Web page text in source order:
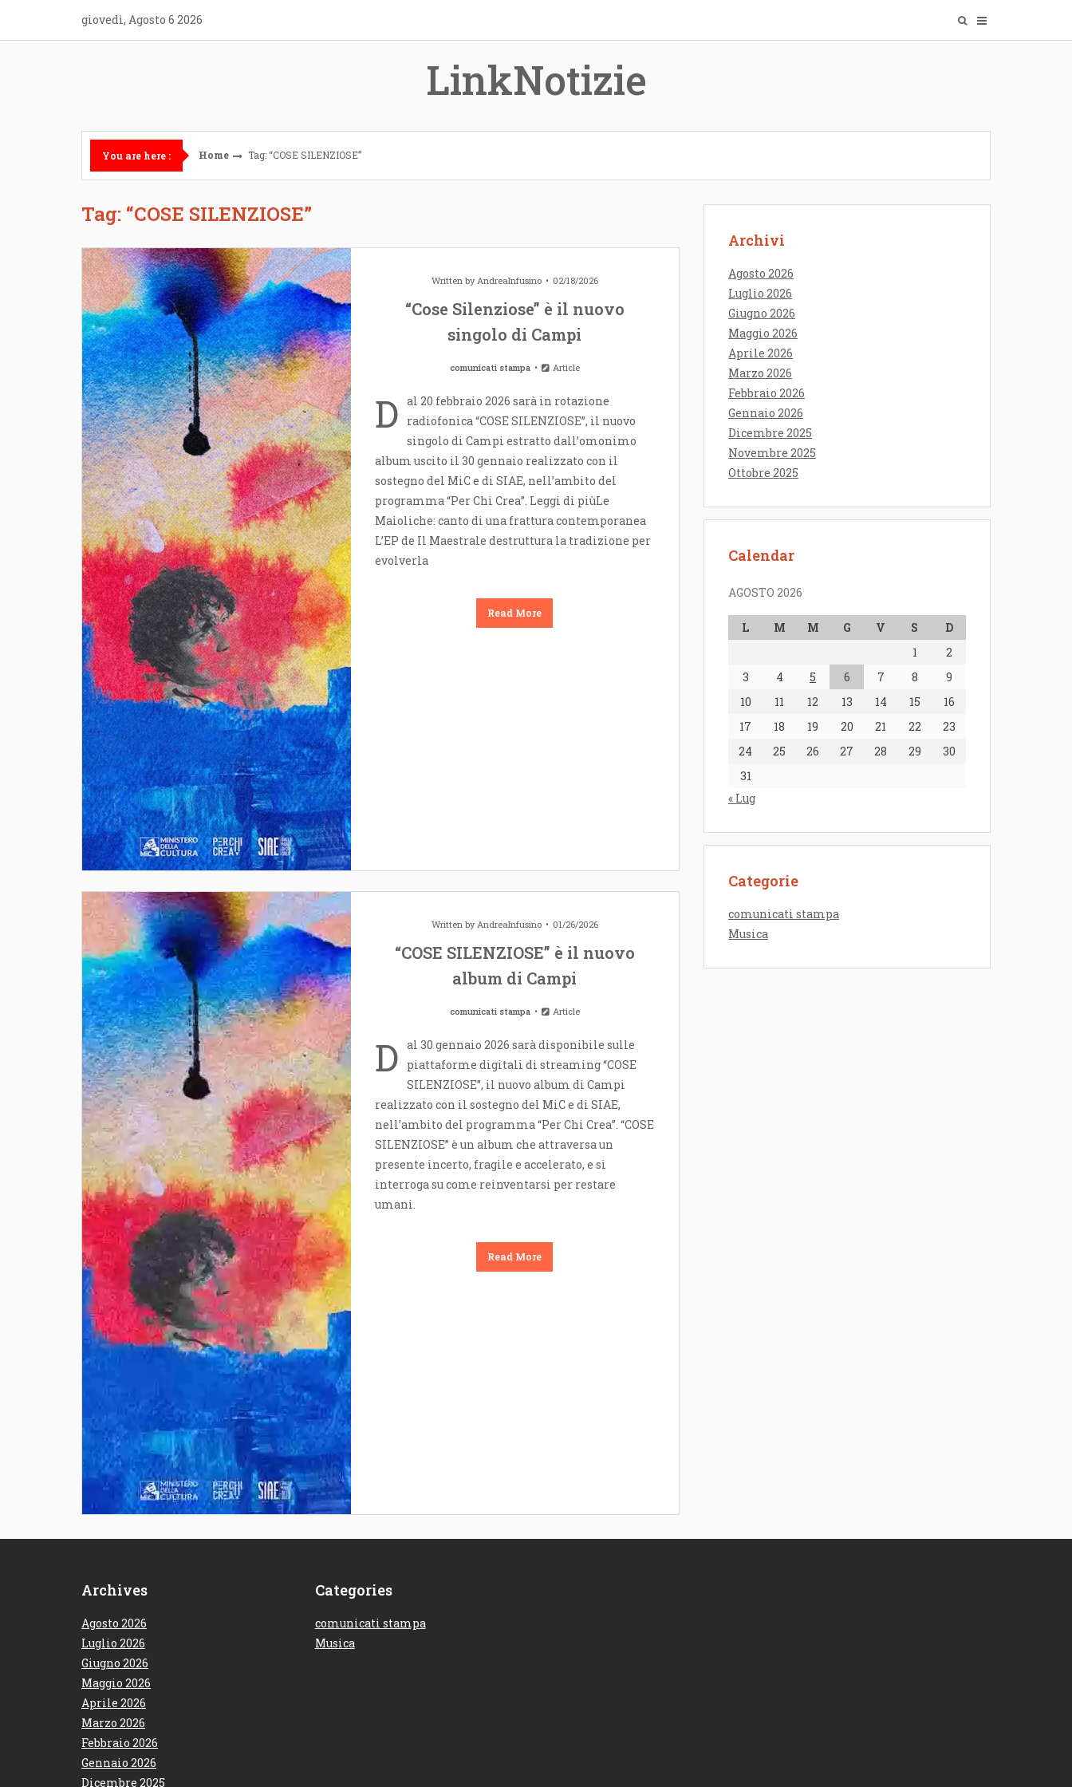
content
giovedì, Agosto 6 2026
LinkNotizie
You are here : Home Tag: “COSE SILENZIOSE”
Tag: “COSE SILENZIOSE”
Written byAndreaInfusino 02/18/2026
“Cose Silenziose” è il nuovo
singolo di Campi
comunicati stampa Article
D al 20 febbraio 2026 sarà in rotazione
radiofonica “COSE SILENZIOSE”, il nuovo
singolo di Campi estratto dall’omonimo
album uscito il 30 gennaio realizzato con il
sostegno del MiC e di SIAE, nell’ambito del
programma “Per Chi Crea”. Leggi di piùLe
Maioliche: canto di una frattura contemporanea
L’EP de Il Maestrale destruttura la tradizione per
evolverla
Read More
Written byAndreaInfusino 01/26/2026
“COSE SILENZIOSE” è il nuovo
album di Campi
comunicati stampa Article
D al 30 gennaio 2026 sarà disponibile sulle
piattaforme digitali di streaming “COSE
SILENZIOSE”, il nuovo album di Campi
realizzato con il sostegno del MiC e di SIAE,
nell’ambito del programma “Per Chi Crea”. “COSE
SILENZIOSE” è un album che attraversa un
presente incerto, fragile e accelerato, e si
interroga su come reinventarsi per restare
umani.
Read More
Archivi
Agosto 2026
Luglio 2026
Giugno 2026
Maggio 2026
Aprile 2026
Marzo 2026
Febbraio 2026
Gennaio 2026
Dicembre 2025
Novembre 2025
Ottobre 2025
Calendar
AGOSTO 2026
L M M G V S
D
1
2
3
4 5 6 7 8
9
10
11 12 13 14 15
16
17
18 19 20 21 22
23
24
25 26 27 28 29
30
31
« Lug
Categorie
comunicati stampa
Musica
Archives
Agosto 2026
Luglio 2026
Giugno 2026
Maggio 2026
Aprile 2026
Marzo 2026
Febbraio 2026
Gennaio 2026
Dicembre 2025
Categories
comunicati stampa
Musica